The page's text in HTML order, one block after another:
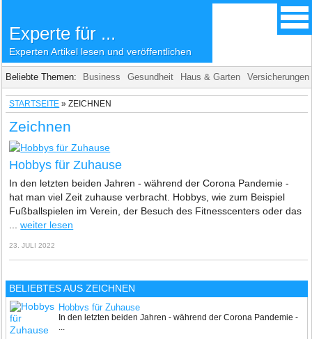
Experte für ...
Experten Artikel lesen und veröffentlichen
Beliebte Themen: Business Gesundheit Haus & Garten Versicherungen
STARTSEITE »ZEICHNEN
Zeichnen
Hobbys für Zuhause
In den letzten beiden Jahren - während der Corona Pandemie -
hat man viel Zeit zuhause verbracht. Hobbys, wie zum Beispiel
Fußballspielen im Verein, der Besuch des Fitnesscenters oder das
...weiter lesen
23. JULI 2022
BELIEBTES AUS ZEICHNEN
Hobbys für Zuhause
In den letzten beiden Jahren - während der Corona Pandemie -
...